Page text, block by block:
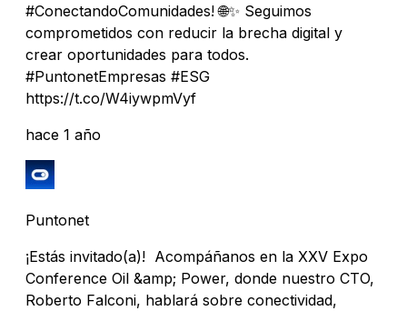
#ConectandoComunidades! 🌐✨ Seguimos
comprometidos con reducir la brecha digital y
crear oportunidades para todos.
#PuntonetEmpresas #ESG
https://t.co/W4iywpmVyf
hace 1 año
Puntonet
¡Estás invitado(a)! Acompáñanos en la XXV Expo
Conference Oil &amp; Power, donde nuestro CTO,
Roberto Falconi, hablará sobre conectividad,